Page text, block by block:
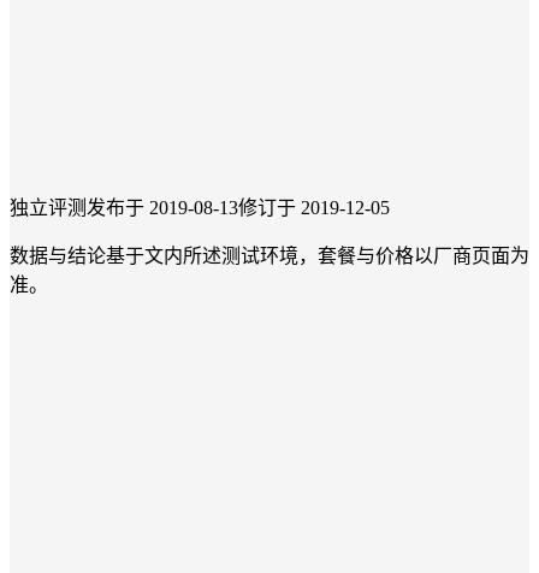
独立评测 发布于 2019-08-13修订于 2019-12-05
数据与结论基于文内所述测试环境，套餐与价格以厂商页面为
准。